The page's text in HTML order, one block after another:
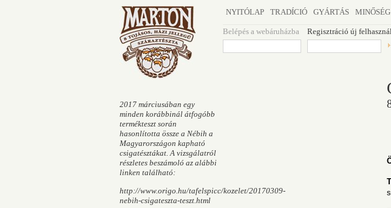
NYITÓLAP TRADÍCIÓ GYÁRTÁS MINŐSÉG
Belépés a webáruházba Regisztráció új
2017 márciusában egy
minden korábbinál átfogóbb
termékteszt során
hasonlította össze a Nébih a
Magyarországon kapható
csigatésztákat. A vizsgálatról
részletes beszámoló az alábbi
linken található:
http://www.origo.hu/tafelspicc/kozelet/20170309-
nebih-csigateszta-teszt.html